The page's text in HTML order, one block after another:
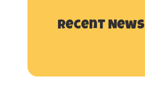
Recent News